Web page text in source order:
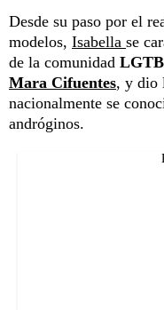
Desde su paso por el
modelos, Isabella se
de la comunidad
Mara Cifuentes, y dio
nacionalmente se
andróginos.